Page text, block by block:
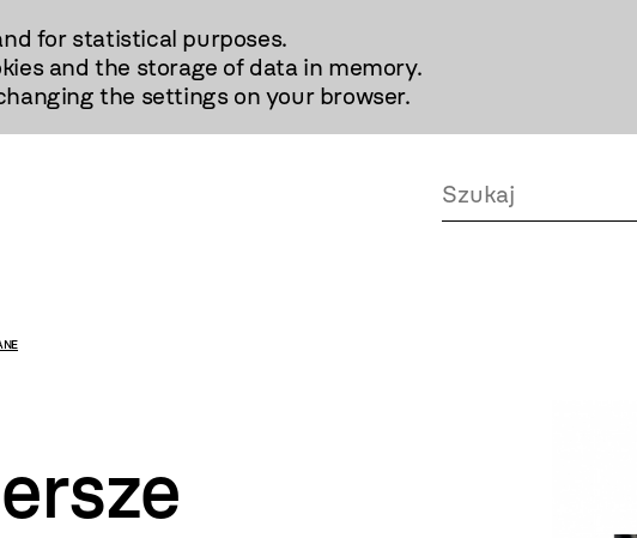
for statistical purposes.
and the storage of data in memory.
the settings on your browser.